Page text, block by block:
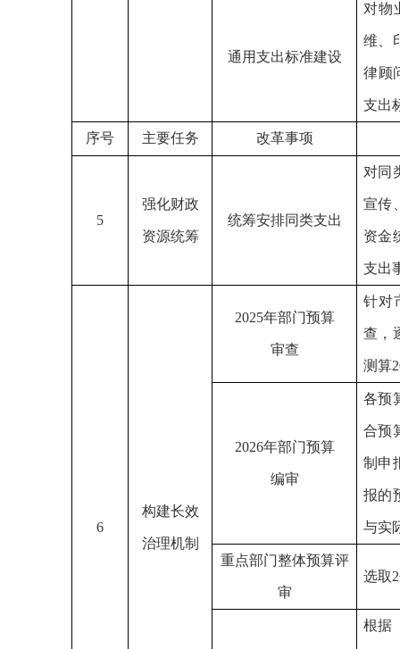
通用支出标准建设
对物
维、
律顾
支出
序号 主要任务 改革事项
5
强化财政
资源统筹
统筹安排同类支出
对同
宣传
资金
支出
6
构建长效
治理机制
2025年部门预算
审查
针对
查，
测算
2026年部门预算
编审
各预
合预
制申
报的
与实
重点部门整体预算评
审
选取
根据